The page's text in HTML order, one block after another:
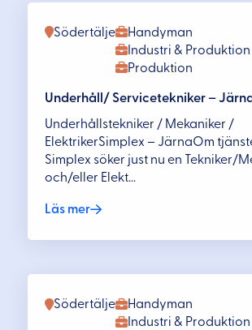
Handyman
Industri & Produktion
Produktion
Södertälje
Underhåll/ Servicetekniker –
Underhållstekniker / Mekaniker /
ElektrikerSimplex – JärnaOm
Simplex söker just nu en Tekniker/
och/eller Elekt...
Läs mer
Handyman
Industri & Produktion
Södertälje